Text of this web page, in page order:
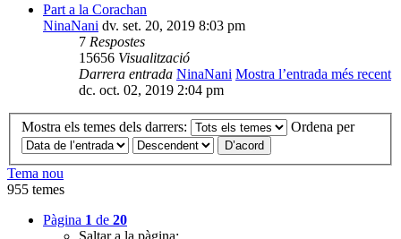
Part a la Corachan
NinaNani dv. set. 20, 2019 8:03 pm
7 Respostes
15656 Visualització
Darrera entrada NinaNani Mostra l’entrada més recent
dc. oct. 02, 2019 2:04 pm
Mostra els temes dels darrers: Ordena per
Tema nou
955 temes
Pàgina 1 de 20